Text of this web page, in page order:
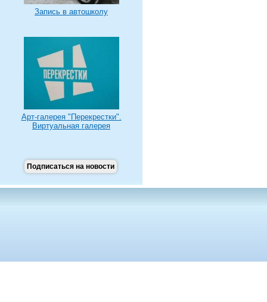
Запись в автошколу
Арт-галерея "Перекрестки".
Виртуальная галерея
Подписаться на новости